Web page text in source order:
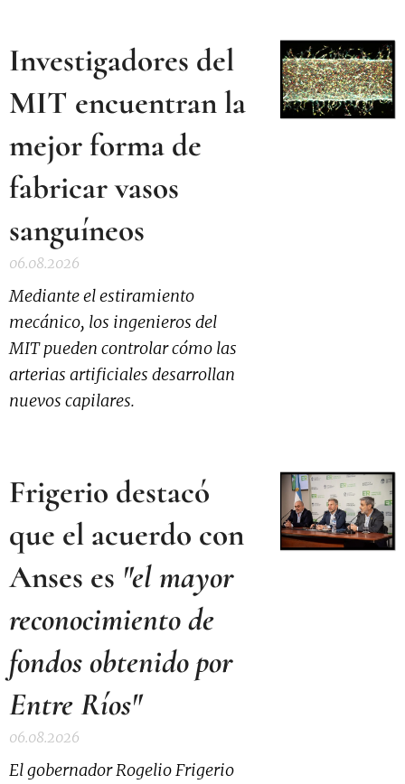
Investigadores del
MIT encuentran la
mejor forma de
fabricar vasos
sanguíneos
06.08.2026
Mediante el estiramiento
mecánico, los ingenieros del
MIT pueden controlar cómo las
arterias artificiales desarrollan
nuevos capilares.
Frigerio destacó
que el acuerdo con
Anses es "el mayor
reconocimiento de
fondos obtenido por
Entre Ríos"
06.08.2026
El gobernador Rogelio Frigerio